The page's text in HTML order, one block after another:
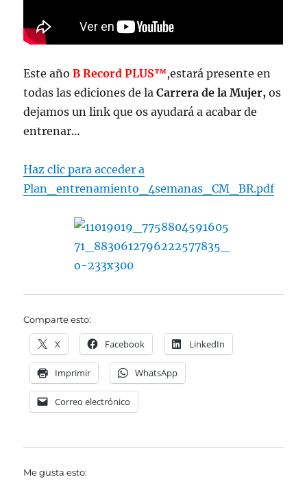
Este añoB Record PLUS™,estará presente en
todas las ediciones de laCarrera de la Mujer,os
dejamos un link que os ayudará a acabar de
entrenar…
Haz clic para acceder a
Plan_entrenamiento_4semanas_CM_BR.pdf
Comparte esto:
X Facebook LinkedIn
Imprimir WhatsApp
Correo electrónico
Me gusta esto: